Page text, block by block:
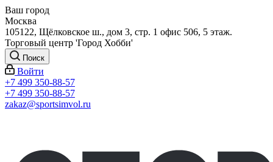
Ваш город
Москва
105122, Щёлковское ш., дом 3, стр. 1 офис 506, 5 этаж.
Торговый центр 'Город Хобби'
Поиск
Войти
+7 499 350-88-57
+7 499 350-88-57
zakaz@sportsimvol.ru